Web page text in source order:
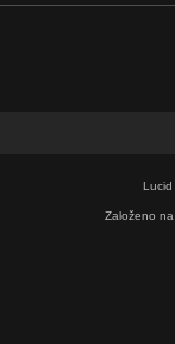
Lucid
Založeno na